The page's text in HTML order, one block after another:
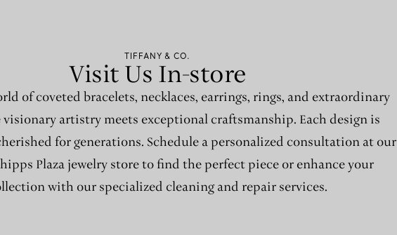
TIFFANY & CO.
Visit Us In-store
of coveted bracelets, necklaces, earrings, rings, and extraordinary
visionary artistry meets exceptional craftsmanship. Each design is
for generations. Schedule a personalized consultation at our
Plaza jewelry store to find the perfect piece or enhance your
with our specialized cleaning and repair services.